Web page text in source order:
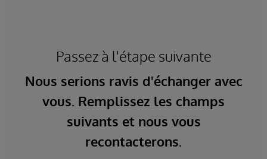
Passez à l'étape suivante
Nous serions ravis d'échanger avec
vous. Remplissez les champs
suivants et nous vous
recontacterons.